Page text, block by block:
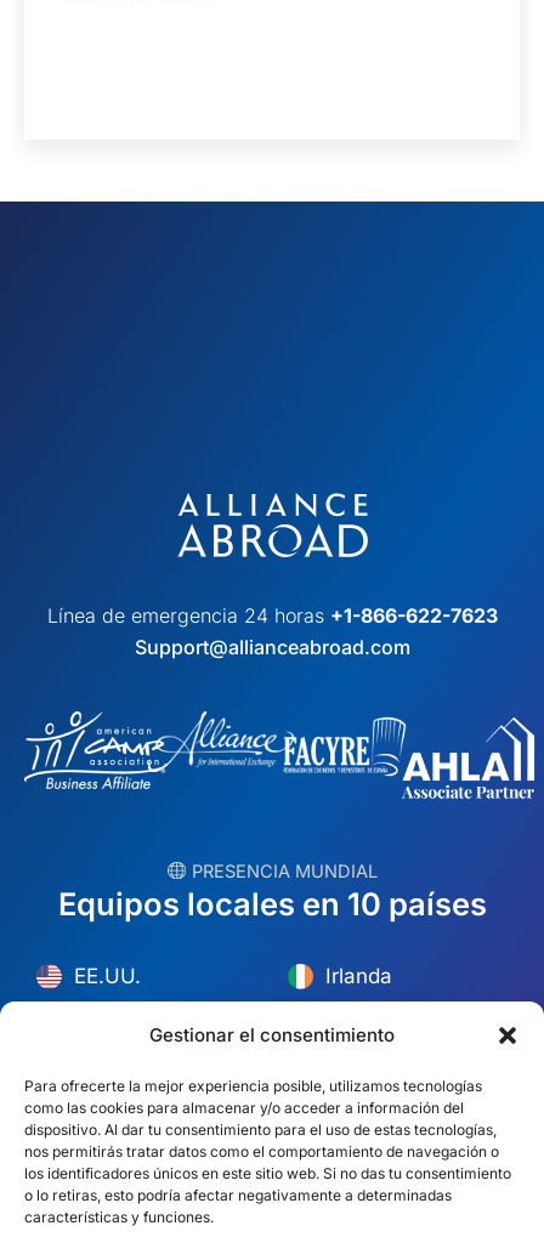
Gestionar el consentimiento
Para ofrecerte la mejor experiencia posible, utilizamos tecnologías
como las cookies para almacenar y/o acceder a información del
dispositivo. Al dar tu consentimiento para el uso de estas tecnologías,
nos permitirás tratar datos como el comportamiento de navegación o
los identificadores únicos en este sitio web. Si no das tu consentimiento
o lo retiras, esto podría afectar negativamente a determinadas
características y funciones.
Línea de emergencia 24 horas +1-866-622-7623
Support@allianceabroad.com
︎ PRESENCIA MUNDIAL
Equipos locales en 10 países
EE.UU.
México
España
Brasil/Mercosur
Irlanda
Polonia
Australia
S. África
Portugal
Encuentra tu equipo local →